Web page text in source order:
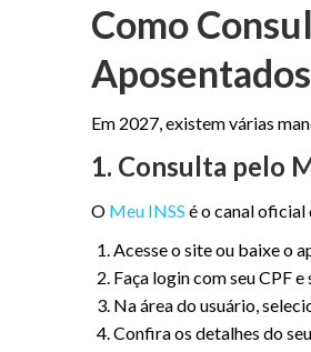
Como
Aposentados
Em 2027, existem várias
1. Consulta pelo
O Meu INSS é o canal oficial
Acesse o site ou baixe o
Faça login com seu CPF
Na área do usuário,
Confira os detalhes do